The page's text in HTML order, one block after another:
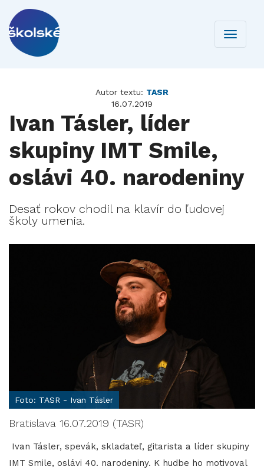
Toggle
Autor textu: TASR
16.07.2019
Ivan Tásler, líder
skupiny IMT Smile,
oslávi 40. narodeniny
Desať rokov chodil na klavír do ľudovej
školy umenia.
Foto: TASR - Ivan Tásler
Bratislava 16.07.2019 (TASR)
Ivan Tásler, spevák, skladateľ, gitarista a líder skupiny
IMT Smile, oslávi 40. narodeniny. K hudbe ho motivoval